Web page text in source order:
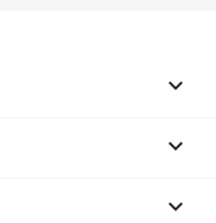


